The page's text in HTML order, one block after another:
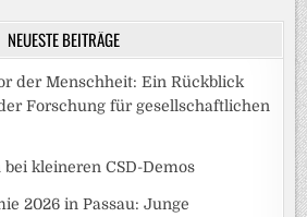
NEUESTE BEITRÄGE
der Menschheit: Ein Rückblick
Forschung für gesellschaftlichen
kleineren CSD-Demos
2026 in Passau: Junge